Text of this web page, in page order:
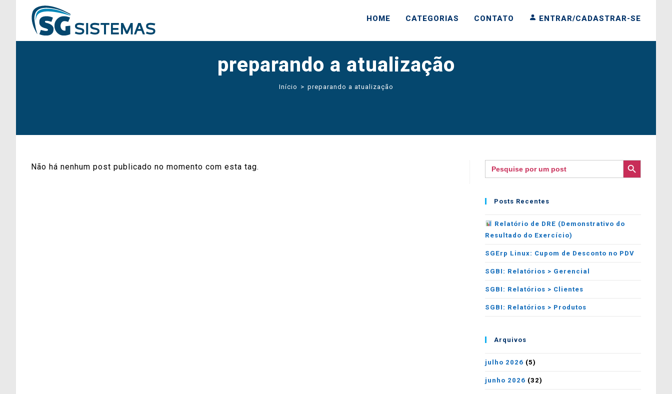
HOME CATEGORIAS CONTATO ENTRAR/CADASTRAR-SE
preparando a atualização
Início > preparando a atualização
Não há nenhum post publicado no momento com esta tag.
Search
for:
SEARCH BUTTON
Posts Recentes
Relatório de DRE (Demonstrativo do
Resultado do Exercício)
SGErp Linux: Cupom de Desconto no PDV
SGBI: Relatórios > Gerencial
SGBI: Relatórios > Clientes
SGBI: Relatórios > Produtos
Arquivos
julho 2026 (5)
junho 2026 (32)